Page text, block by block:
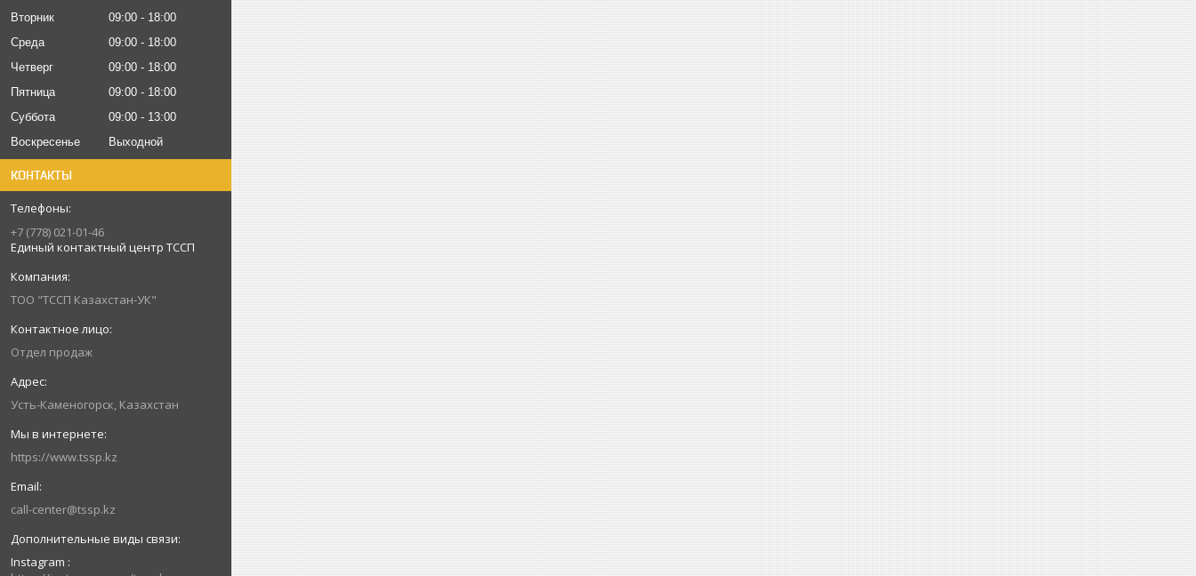
Вторник
09:00
18:00
Среда
09:00
18:00
Четверг
09:00
18:00
Пятница
09:00
18:00
Суббота
09:00
13:00
Воскресенье
Выходной
КОНТАКТЫ
+7 (778) 021-01-46
Единый контактный центр ТССП
ТОО "ТССП Казахстан-УК"
Отдел продаж
Усть-Каменогорск, Казахстан
https://www.tssp.kz
call-center@tssp.kz
Instagram